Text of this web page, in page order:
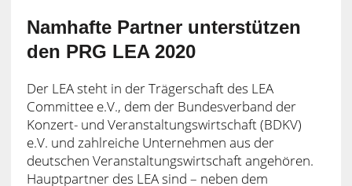
Namhafte Partner unterstützen
den PRG LEA 2020
Der LEA steht in der Trägerschaft des LEA
Committee e.V., dem der Bundesverband der
Konzert- und Veranstaltungswirtschaft (BDKV)
e.V. und zahlreiche Unternehmen aus der
deutschen Veranstaltungswirtschaft angehören.
Hauptpartner des LEA sind – neben dem